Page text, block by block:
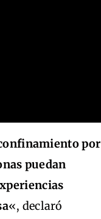
por
puedan
«, declaró